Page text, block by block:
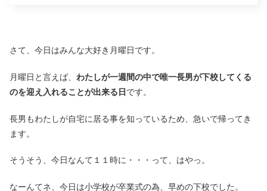
さて、今日はみんな大好き月曜日です。
月曜日と言えば、 わたしが一週間の中で唯一長男が下校してくる
のを迎え入れることが出来る日 です。
長男もわたしが自宅に居る事を知っているため、急いで帰ってき
ます。
そうそう、今日なんて１１時に・・・って、はやっ。
なーんてネ、今日は小学校が卒業式の為、早めの下校でした。